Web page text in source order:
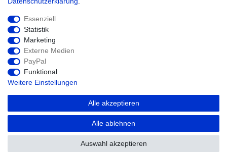
Daten­schutz­erklärung
© Copyright 2026 agriTek | Alle Rechte
vorbehalten.
Essenziell
Statistik
Marketing
Externe Medien
PayPal
Funktional
Weitere Einstellungen
Alle akzeptieren
Alle ablehnen
Auswahl akzeptieren